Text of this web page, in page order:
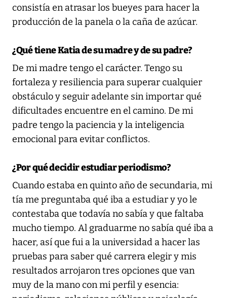
consistía en atrasar los bueyes para hacer la
producción de la panela o la caña de azúcar.
¿Qué tiene Katia de su madre y de su padre?
De mi madre tengo el carácter. Tengo su
fortaleza y resiliencia para superar cualquier
obstáculo y seguir adelante sin importar qué
dificultades encuentre en el camino. De mi
padre tengo la paciencia y la inteligencia
emocional para evitar conflictos.
¿Por qué decidir estudiar periodismo?
Cuando estaba en quinto año de secundaria, mi
tía me preguntaba qué iba a estudiar y yo le
contestaba que todavía no sabía y que faltaba
mucho tiempo. Al graduarme no sabía qué iba a
hacer, así que fui a la universidad a hacer las
pruebas para saber qué carrera elegir y mis
resultados arrojaron tres opciones que van
muy de la mano con mi perfil y esencia: